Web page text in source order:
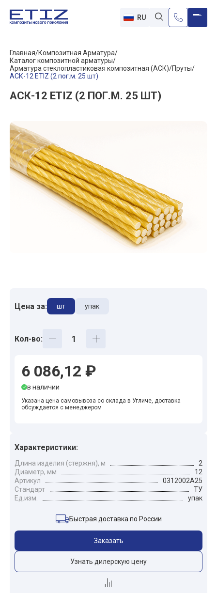
RU
Главная Композитная Арматура
Каталог композитной арматуры
Арматура стеклопластиковая композитная (АСК) Пруты
АСК-12 ETIZ (2 пог.м. 25 шт)
АСК-12 ETIZ (2 ПОГ.М. 25 ШТ)
Цена за: шт упак
Кол-во:
6 086,12 ₽
в наличии
Указана цена самовывоза со склада в Угличе, доставка
обсуждается с менеджером
Характеристики:
Длина изделия (стержня), м
2
Диаметр, мм
12
Артикул
0312002А25
Стандарт
ТУ
Ед.изм.
упак
Быстрая доставка по России
Заказать
Узнать дилерскую цену